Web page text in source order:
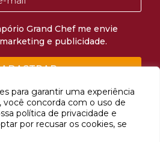
para garantir uma experiência
você concorda com o uso de
política de privacidade e
por recusar os cookies, se
Grand Chef me envie
e publicidade.